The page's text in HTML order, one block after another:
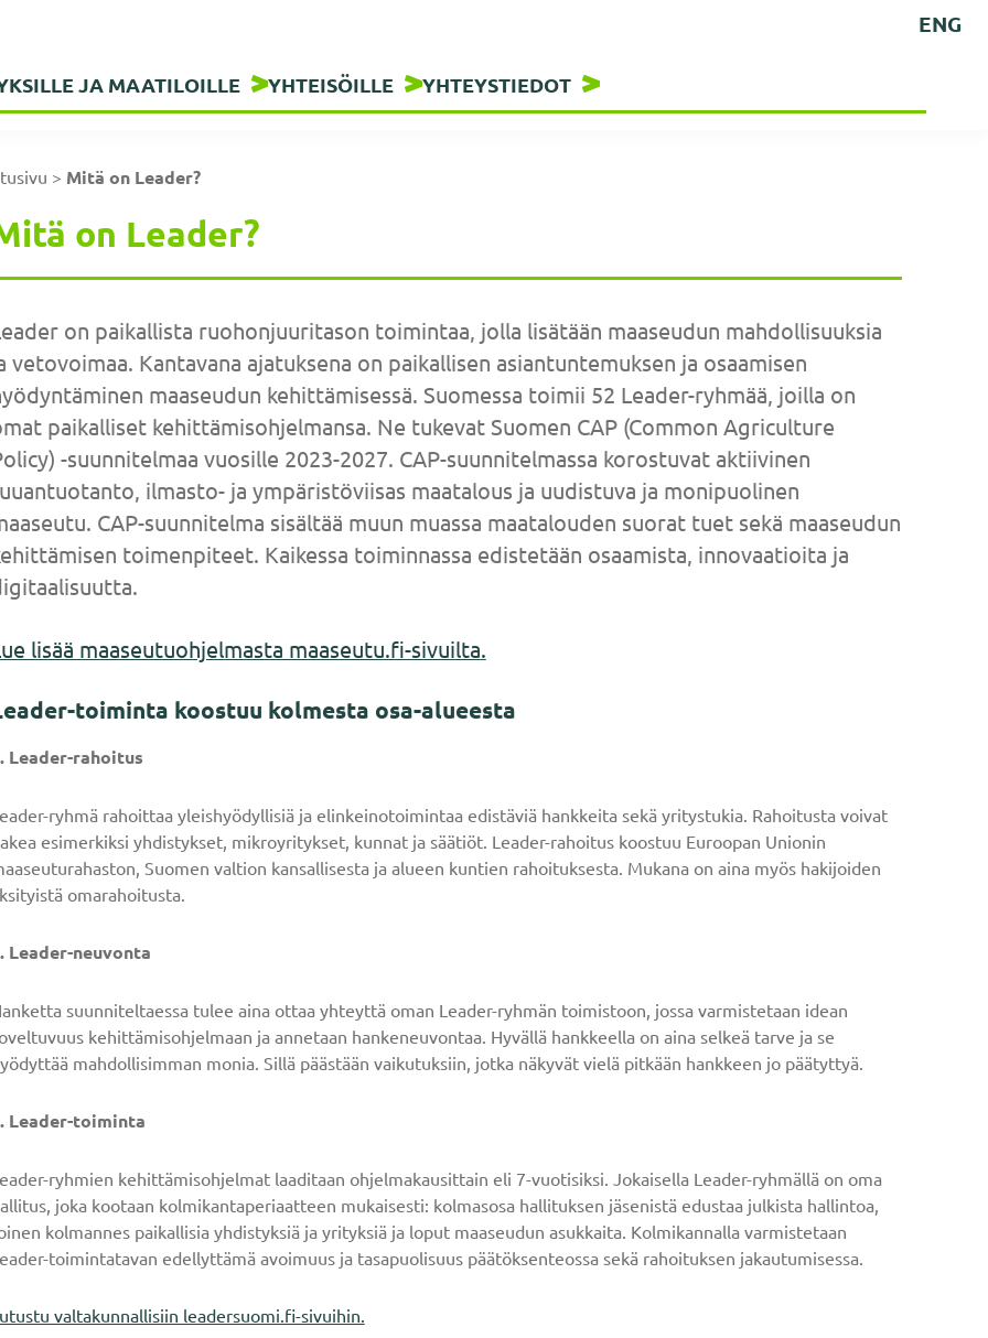
ENG
JA MAATILOILLE YHTEISÖILLE YHTEYSTIEDOT
> Mitä on Leader?
on Leader?
on paikallista ruohonjuuritason toimintaa, jolla lisätään maaseudun mahdollisuuksia
vetovoimaa. Kantavana ajatuksena on paikallisen asiantuntemuksen ja osaamisen
maaseudun kehittämisessä. Suomessa toimii 52 Leader-ryhmää, joilla on
paikalliset kehittämisohjelmansa. Ne tukevat Suomen CAP (Common Agriculture
-suunnitelmaa vuosille 2023-2027. CAP-suunnitelmassa korostuvat aktiivinen
ilmasto- ja ympäristöviisas maatalous ja uudistuva ja monipuolinen
CAP-suunnitelma sisältää muun muassa maatalouden suorat tuet sekä maaseudun
toimenpiteet. Kaikessa toiminnassa edistetään osaamista, innovaatioita ja
lisää maaseutuohjelmasta maaseutu.fi-sivuilta.
toiminta koostuu kolmesta osa-alueesta
Leader-rahoitus
ryhmä rahoittaa yleishyödyllisiä ja elinkeinotoimintaa edistäviä hankkeita sekä yritystukia. Rahoitusta voivat
esimerkiksi yhdistykset, mikroyritykset, kunnat ja säätiöt. Leader-rahoitus koostuu Euroopan Unionin
Suomen valtion kansallisesta ja alueen kuntien rahoituksesta. Mukana on aina myös hakijoiden
omarahoitusta.
Leader-neuvonta
suunniteltaessa tulee aina ottaa yhteyttä oman Leader-ryhmän toimistoon, jossa varmistetaan idean
kehittämisohjelmaan ja annetaan hankeneuvontaa. Hyvällä hankkeella on aina selkeä tarve ja se
mahdollisimman monia. Sillä päästään vaikutuksiin, jotka näkyvät vielä pitkään hankkeen jo päätyttyä.
Leader-toiminta
ryhmien kehittämisohjelmat laaditaan ohjelmakausittain eli 7-vuotisiksi. Jokaisella Leader-ryhmällä on oma
joka kootaan kolmikantaperiaatteen mukaisesti: kolmasosa hallituksen jäsenistä edustaa julkista hallintoa,
kolmannes paikallisia yhdistyksiä ja yrityksiä ja loput maaseudun asukkaita. Kolmikannalla varmistetaan
toimintatavan edellyttämä avoimuus ja tasapuolisuus päätöksenteossa sekä rahoituksen jakautumisessa.
valtakunnallisiin leadersuomi.fi-sivuihin.